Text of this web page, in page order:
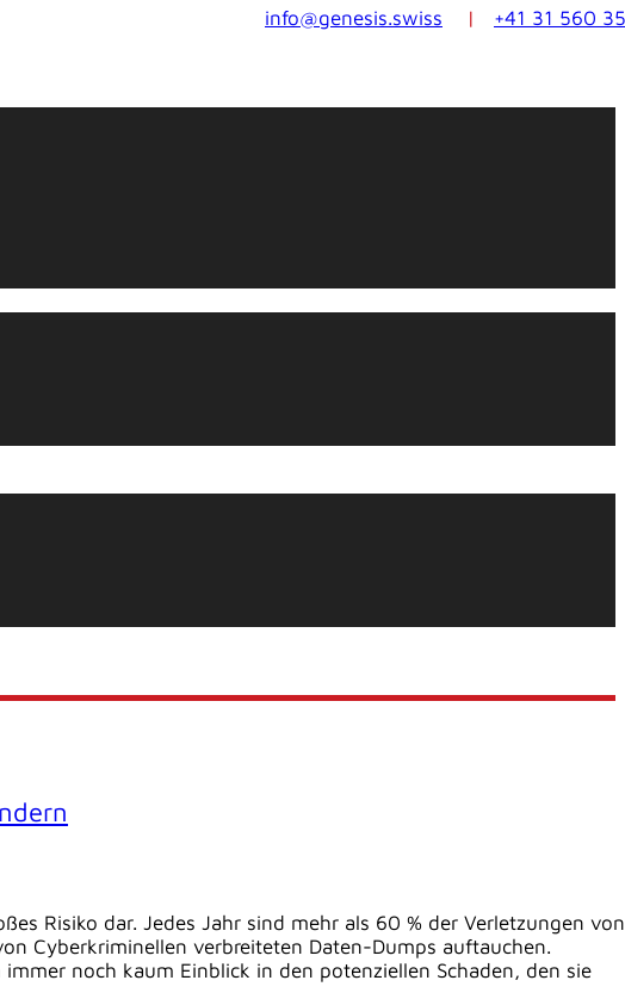
info@genesis.swiss | +41 31 560
Risiko dar. Jedes Jahr sind mehr als 60 % der Verletzungen von
Cyberkriminellen verbreiteten Daten-Dumps auftauchen.
noch kaum Einblick in den potenziellen Schaden, den sie